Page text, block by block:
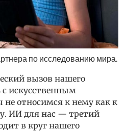
по исследованию мира.
вызов нашего
искусственным
относимся к нему как к
ИИ для нас — третий
в круг нашего